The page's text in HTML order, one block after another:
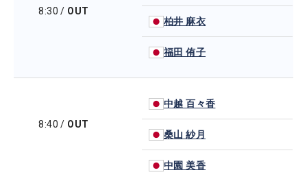
8:30 / OUT
柏井 麻衣
福田 侑子
8:40 / OUT
中越 百々香
桑山 紗月
中園 美香